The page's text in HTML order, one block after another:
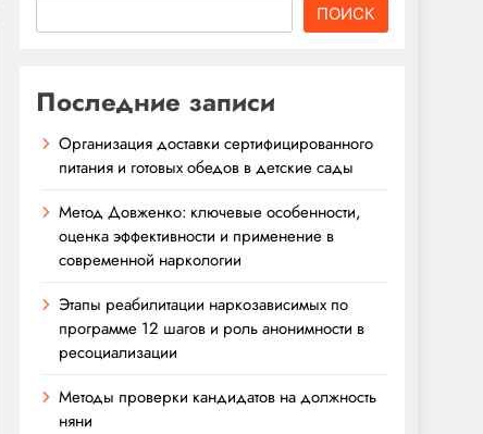
ПОИСК
Последние записи
Организация доставки сертифицированного
питания и готовых обедов в детские сады
Метод Довженко: ключевые особенности,
оценка эффективности и применение в
современной наркологии
Этапы реабилитации наркозависимых по
программе 12 шагов и роль анонимности в
ресоциализации
Методы проверки кандидатов на должность
няни